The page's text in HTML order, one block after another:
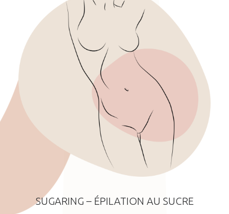
SUGARING – ÉPILATION AU SUCRE